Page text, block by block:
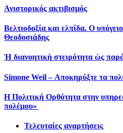
Ανιστορικός ακτιβισμός
Βελτιοδοξία και ελπίδα. Ο
Θεοδοσιάδης
Ἡ διανοητικὴ στειρότητα ὡς
Simone Weil – Αποκηρύξτε τα
Η Πολιτική Ορθότητα στην
πολέμου»
Τελευταίες αναρτήσεις